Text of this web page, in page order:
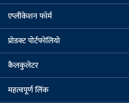
एप्लीकेशन फॉर्म
प्रोडक्ट पोर्टफोलियो
कैलकुलेटर
महत्वपूर्ण लिंक